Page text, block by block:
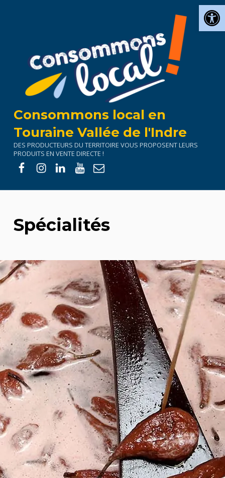
Consommons local en
Touraine Vallée de l'Indre
DES PRODUCTEURS DU TERRITOIRE VOUS PROPOSENT LEURS
PRODUITS EN VENTE DIRECTE !
Facebook
Instagram
Linkedin
Youtube
E-mail
Spécialités